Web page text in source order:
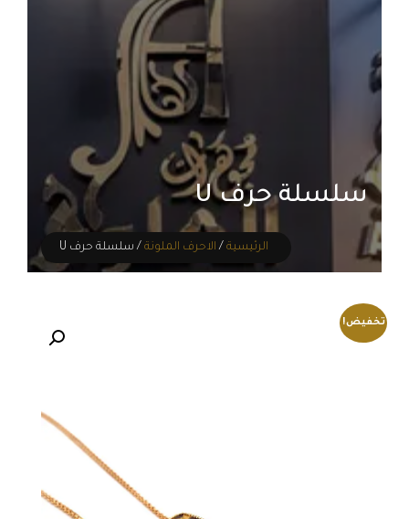
سلسلة حرف U
الرئيسية / الاحرف الملونة / سلسلة حرف U
تخفيض!